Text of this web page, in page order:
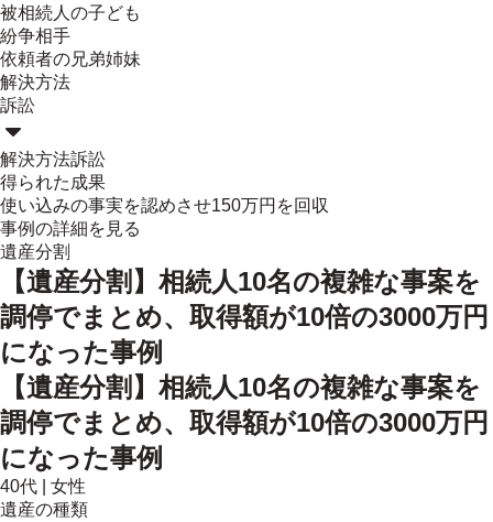
被相続人の子ども
紛争相手
依頼者の兄弟姉妹
解決方法
訴訟
解決方法訴訟
得られた成果
使い込みの事実を認めさせ150万円を回収
事例の詳細を見る
遺産分割
【遺産分割】相続人10名の複雑な事案を
調停でまとめ、取得額が10倍の3000万円
になった事例
【遺産分割】相続人10名の複雑な事案を
調停でまとめ、取得額が10倍の3000万円
になった事例
40代
女性
遺産の種類